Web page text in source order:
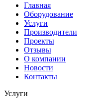
Главная
Оборудование
Услуги
Производители
Проекты
Отзывы
О компании
Новости
Контакты
Услуги